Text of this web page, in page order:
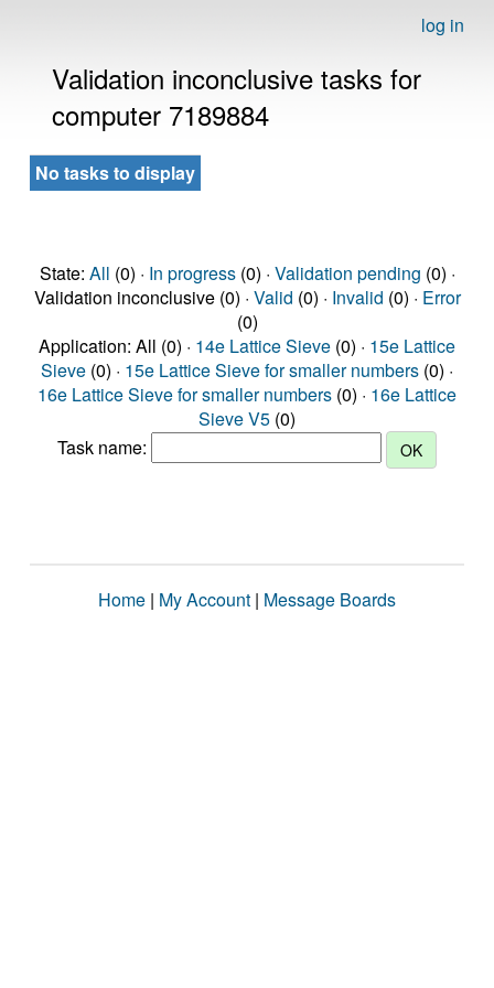
log in
Validation inconclusive tasks for
computer 7189884
No tasks to display
State: All (0) · In progress(0) · Validation pending (0) ·
Validation inconclusive (0) · Valid (0) · Invalid (0) · Error
(0)
Application: All (0) · 14e Lattice Sieve (0) · 15e Lattice
Sieve (0) · 15e Lattice Sieve for smaller numbers (0) ·
16e Lattice Sieve for smaller numbers (0) · 16e Lattice
Sieve V5 (0)
Task name:
Home | My Account | Message Boards